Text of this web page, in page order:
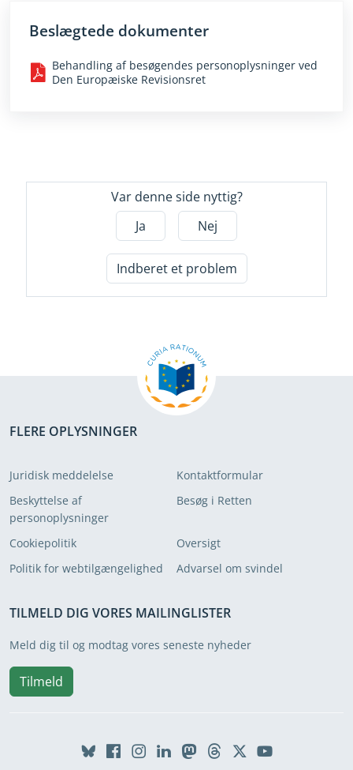
Beslægtede dokumenter
Behandling af besøgendes personoplysninger ved
Den Europæiske Revisionsret
Var denne side nyttig?
Ja
Nej
Indberet et problem
FLERE OPLYSNINGER
Juridisk meddelelse
Kontaktformular
Beskyttelse af
personoplysninger
Besøg i Retten
Cookiepolitik
Oversigt
Politik for webtilgængelighed
Advarsel om svindel
TILMELD DIG VORES MAILINGLISTER
Meld dig til og modtag vores seneste nyheder
Tilmeld
BlueSky
Facebook
Instagram
Linkedin
Mastodon
Threads
X Youtube